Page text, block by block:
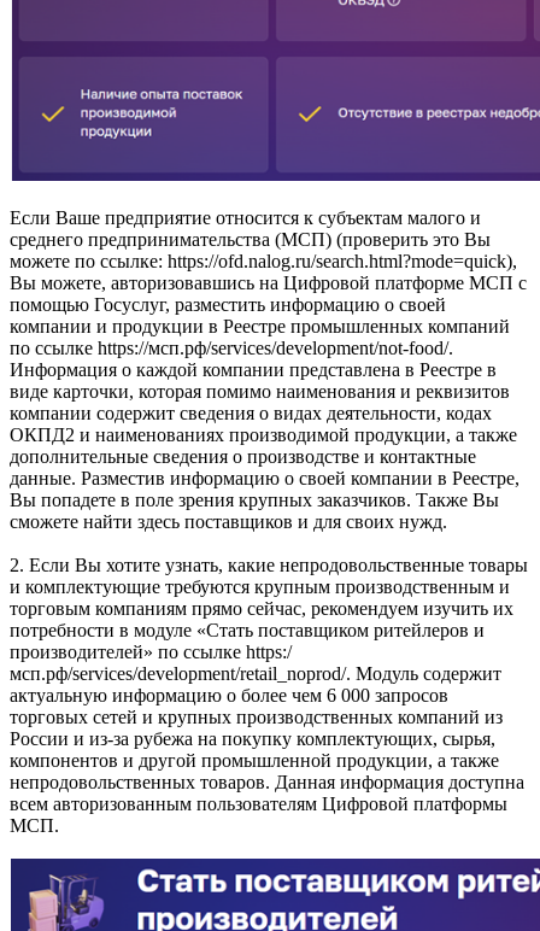
Если Ваше предприятие относится к субъектам малого и
среднего предпринимательства (МСП) (проверить это Вы
можете по ссылке: https://ofd.nalog.ru/search.html?mode=quick),
Вы можете, авторизовавшись на Цифровой платформе МСП с
помощью Госуслуг, разместить информацию о своей
компании и продукции в Реестре промышленных компаний
по ссылке https://мсп.рф/services/development/not-food/.
Информация о каждой компании представлена в Реестре в
виде карточки, которая помимо наименования и реквизитов
компании содержит сведения о видах деятельности, кодах
ОКПД2 и наименованиях производимой продукции, а также
дополнительные сведения о производстве и контактные
данные. Разместив информацию о своей компании в Реестре,
Вы попадете в поле зрения крупных заказчиков. Также Вы
сможете найти здесь поставщиков и для своих нужд.
2. Если Вы хотите узнать, какие непродовольственные товары
и комплектующие требуются крупным производственным и
торговым компаниям прямо сейчас, рекомендуем изучить их
потребности в модуле «Стать поставщиком ритейлеров и
производителей» по ссылке https:/
мсп.рф/services/development/retail_noprod/. Модуль содержит
актуальную информацию о более чем 6 000 запросов
торговых сетей и крупных производственных компаний из
России и из-за рубежа на покупку комплектующих, сырья,
компонентов и другой промышленной продукции, а также
непродовольственных товаров. Данная информация доступна
всем авторизованным пользователям Цифровой платформы
МСП.